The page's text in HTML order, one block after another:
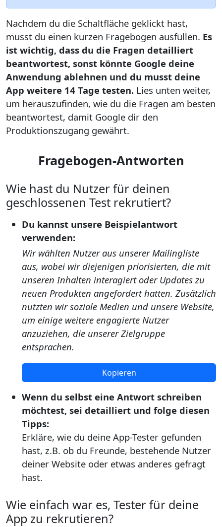
Nachdem du die Schaltfläche geklickt hast,
musst du einen kurzen Fragebogen ausfüllen. Es
ist wichtig, dass du die Fragen detailliert
beantwortest, sonst könnte Google deine
Anwendung ablehnen und du musst deine
App weitere 14 Tage testen. Lies unten weiter,
um herauszufinden, wie du die Fragen am besten
beantwortest, damit Google dir den
Produktionszugang gewährt.
Fragebogen-Antworten
Wie hast du Nutzer für deinen
geschlossenen Test rekrutiert?
Du kannst unsere Beispielantwort
verwenden:
Wir wählten Nutzer aus unserer Mailingliste
aus, wobei wir diejenigen priorisierten, die mit
unseren Inhalten interagiert oder Updates zu
neuen Produkten angefordert hatten. Zusätzlich
nutzten wir soziale Medien und unsere Website,
um einige weitere engagierte Nutzer
anzuziehen, die unserer Zielgruppe
entsprachen.
Kopieren
Wenn du selbst eine Antwort schreiben
möchtest, sei detailliert und folge diesen
Tipps:
Erkläre, wie du deine App-Tester gefunden
hast, z.B. ob du Freunde, bestehende Nutzer
deiner Website oder etwas anderes gefragt
hast.
Wie einfach war es, Tester für deine
App zu rekrutieren?